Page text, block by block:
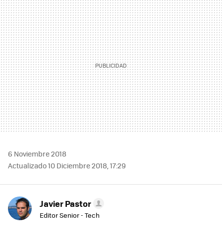
MAIL
6 Noviembre 2018
Actualizado 10 Diciembre 2018, 17:29
Javier Pastor
Editor Senior - Tech